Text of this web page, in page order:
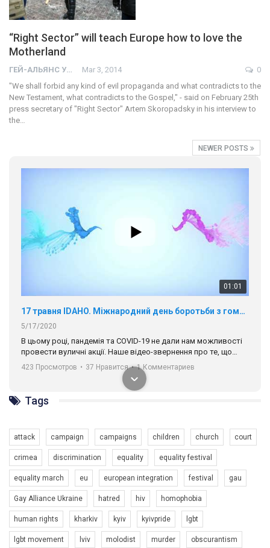
“Right Sector” will teach Europe how to love the
Motherland
ГЕЙ-АЛЬЯНС УКРАИНА Mar 3, 2014
0
"We shall forbid any kind of evil propaganda and what contradicts to the
New Testament, what contradicts to the Gospel," - said on February 25th
press secretary of "Right Sector" Artem Skoropadsky in his interview to
the…
NEWER POSTS
01:01
17 травня IDAHO. Міжнародний день боротьби з гомофобією трансфобією і біфобія.
5/17/2020
В цьому році, пандемія та COVІD-19 не дали нам можливості
провести вуличні акції. Наше відео-звернення про те, що
навіть коли ми у різних містах та не можемо зустрінеться, ми
разом. Ми закликаємо всіх хто поділяє цінності рівності та
солідарності, приєднатися до нас. Регіональні підрозділи
ГАУ є в 16 областях України.
Разом наш голос лунає гучніше!
423 Просмотров • 37 Нравится • 1 Комментариев
Tags
attack campaign campaigns children church court
crimea discrimination equality equality festival
equality march eu european integration festival gau
Gay Alliance Ukraine hatred hiv homophobia
human rights kharkiv kyiv kyivpride lgbt
lgbt movement lviv molodist murder obscurantism